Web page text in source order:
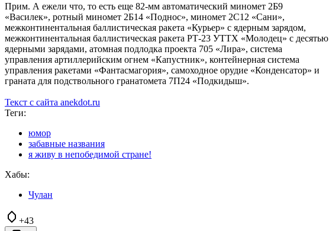
Прим. А ежели что, то есть еще 82-мм автоматический миномет 2Б9
«Василек», ротный миномет 2Б14 «Поднос», миномет 2С12 «Сани»,
межконтинентальная баллистическая ракета «Курьер» с ядерным зарядом,
межконтинентальная баллистическая ракета РТ-23 УТТХ «Молодец» с десятью
ядерными зарядами, атомная подлодка проекта 705 «Лира», система
управления артиллерийским огнем «Капустник», контейнерная система
управления ракетами «Фантасмагория», самоходное орудие «Конденсатор» и
граната для подствольного гранатомета 7П24 «Подкидыш».
Текст с сайта anekdot.ru
Теги:
юмор
забавные названия
я живу в непобедимой стране!
Хабы:
Чулан
+43